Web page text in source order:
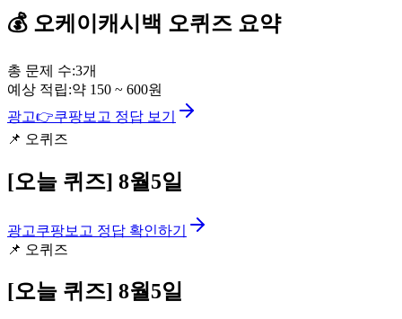
💰 오케이캐시백 오퀴즈 요약
총 문제 수:3개
예상 적립:약 150 ~ 600원
광고👉쿠팡보고 정답 보기
📌 오퀴즈
[오늘 퀴즈] 8월5일
광고쿠팡보고 정답 확인하기
📌 오퀴즈
[오늘 퀴즈] 8월5일